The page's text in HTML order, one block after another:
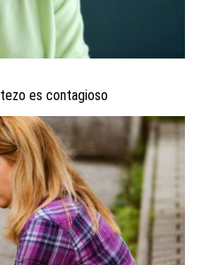
es contagioso